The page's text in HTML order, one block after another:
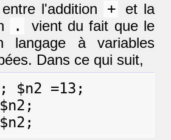
l'addition +
et la
.
vient du fait que le
langage à variables
Dans ce qui suit,
$n2 =13;